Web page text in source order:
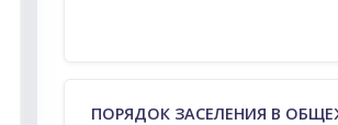
ПОРЯДОК ЗАСЕЛЕНИЯ В